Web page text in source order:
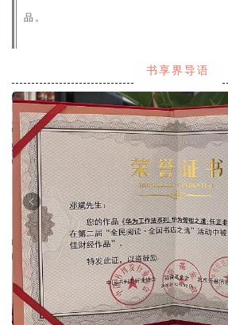
品。
书享界导语